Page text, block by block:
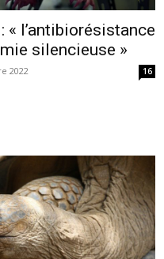
« l’antibiorésistance
silencieuse »
2022 16